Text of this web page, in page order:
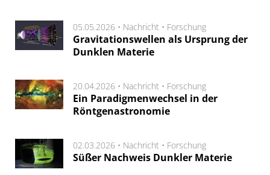
05.05.2026 • Nachricht • Forschung
Gravitationswellen als Ursprung der
Dunklen Materie
20.04.2026 • Nachricht • Forschung
Ein Paradigmenwechsel in der
Röntgenastronomie
02.03.2026 • Nachricht • Forschung
Süßer Nachweis Dunkler Materie